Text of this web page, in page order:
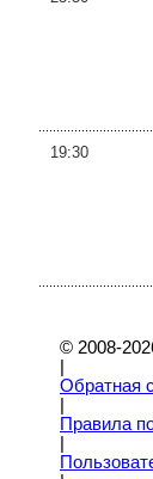
19:30
© 2008-
Обратная
Правила